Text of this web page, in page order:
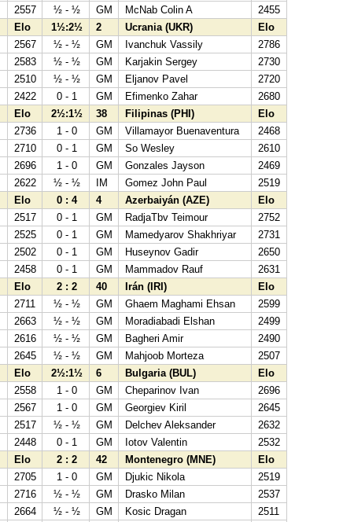
2557 ½ - ½ GM McNab Colin A
2455
Elo 1½:2½ 2 Ucrania (UKR)
Elo
2567 ½ - ½ GM Ivanchuk Vassily
2786
2583 ½ - ½ GM Karjakin Sergey
2730
2510 ½ - ½ GM Eljanov Pavel
2720
2422 0 - 1 GM Efimenko Zahar
2680
Elo 2½:1½ 38 Filipinas (PHI)
Elo
2736 1 - 0 GM Villamayor Buenaventura
2468
2710 0 - 1 GM So Wesley
2610
2696 1 - 0 GM Gonzales Jayson
2469
2622 ½ - ½ IM Gomez John Paul
2519
Elo 0 : 4 4 Azerbaiyán (AZE)
Elo
2517 0 - 1 GM RadjaTbv Teimour
2752
2525 0 - 1 GM Mamedyarov Shakhriyar
2731
2502 0 - 1 GM Huseynov Gadir
2650
2458 0 - 1 GM Mammadov Rauf
2631
Elo 2 : 2 40 Irán (IRI)
Elo
2711 ½ - ½ GM Ghaem Maghami Ehsan
2599
2663 ½ - ½ GM Moradiabadi Elshan
2499
2616 ½ - ½ GM Bagheri Amir
2490
2645 ½ - ½ GM Mahjoob Morteza
2507
Elo 2½:1½ 6 Bulgaria (BUL)
Elo
2558 1 - 0 GM Cheparinov Ivan
2696
2567 1 - 0 GM Georgiev Kiril
2645
2517 ½ - ½ GM Delchev Aleksander
2632
2448 0 - 1 GM Iotov Valentin
2532
Elo 2 : 2 42 Montenegro (MNE)
Elo
2705 1 - 0 GM Djukic Nikola
2519
2716 ½ - ½ GM Drasko Milan
2537
2664 ½ - ½ GM Kosic Dragan
2511